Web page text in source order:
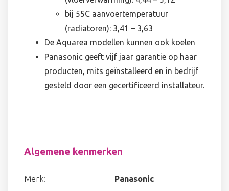
bij 55C aanvoertemperatuur
(radiatoren): 3,41 – 3,63
De Aquarea modellen kunnen ook koelen
Panasonic geeft vijf jaar garantie op haar
producten, mits geïnstalleerd en in bedrijf
gesteld door een gecertificeerd installateur.
Algemene kenmerken
Merk: Panasonic